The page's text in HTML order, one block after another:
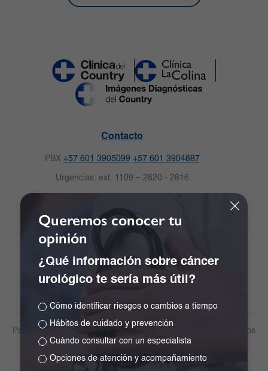
Queremos conocer tu
opinión
¿Qué información sobre cáncer
urológico te sería más útil?
Cómo identificar riesgos o cambios a tiempo
Hábitos de cuidado y prevención
Cuándo consultar con un especialista
Opciones de atención y acompañamiento
Contacto
PBX +57 601 3905099 +57 601 3904887
Urgencias: ext. 1109 – 2820 - 2816
Solicitud de citas
Carrera 16 No.82-57. Bogotá, Colombia.
Notificaciones Judiciales:
notificacionescdc@clinicadelcountry.com
Política de tratamiento de datos personales y otros lineamientos